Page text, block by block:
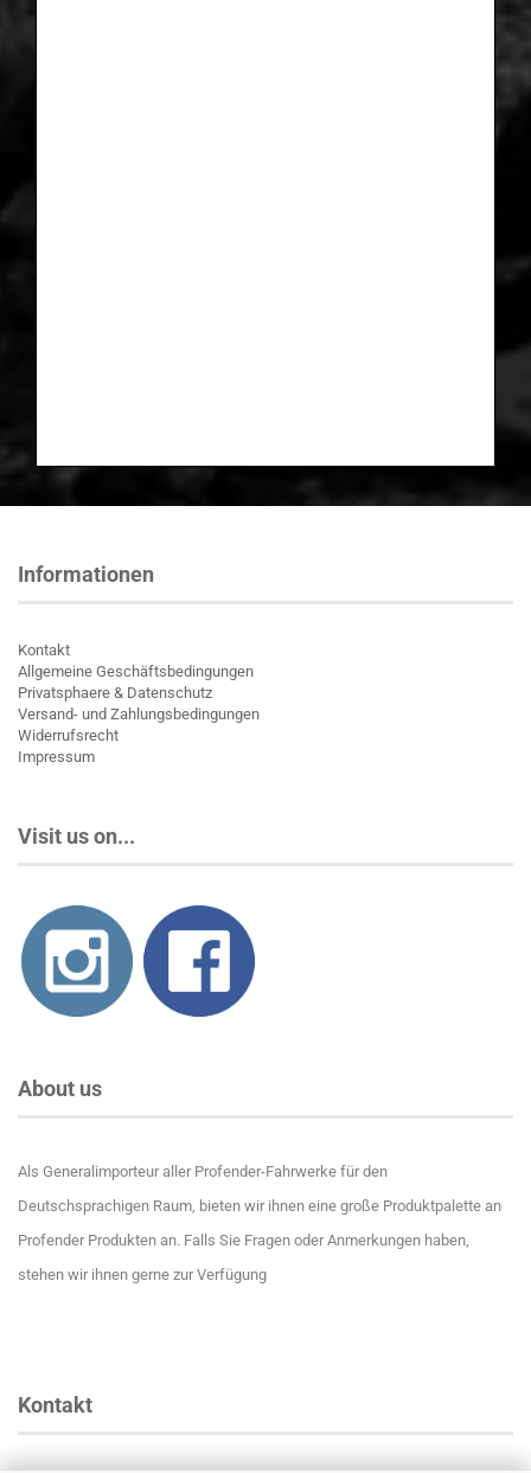
Informationen
Kontakt
Allgemeine Geschäftsbedingungen
Privatsphaere & Datenschutz
Versand- und Zahlungsbedingungen
Widerrufsrecht
Impressum
Visit us on...
About us
Als Generalimporteur aller Profender-Fahrwerke für den
Deutschsprachigen Raum, bieten wir ihnen eine große Produktpalette an
Profender Produkten an. Falls Sie Fragen oder Anmerkungen haben,
stehen wir ihnen gerne zur Verfügung
Kontakt